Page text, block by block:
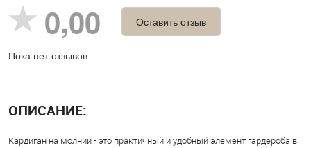
0,00
Пока нет отзывов
Оставить отзыв
ОПИСАНИЕ:
Кардиган на молнии - это практичный и удобный элемент гардероба в